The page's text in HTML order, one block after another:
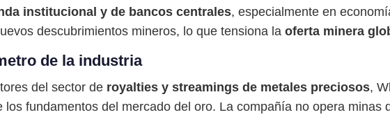
institucional y de bancos centrales, especialmente en
descubrimientos mineros, lo que tensiona la oferta minera
de la industria
del sector de royalties y streamings de metales preciosos,
los fundamentos del mercado del oro. La compañía no opera minas